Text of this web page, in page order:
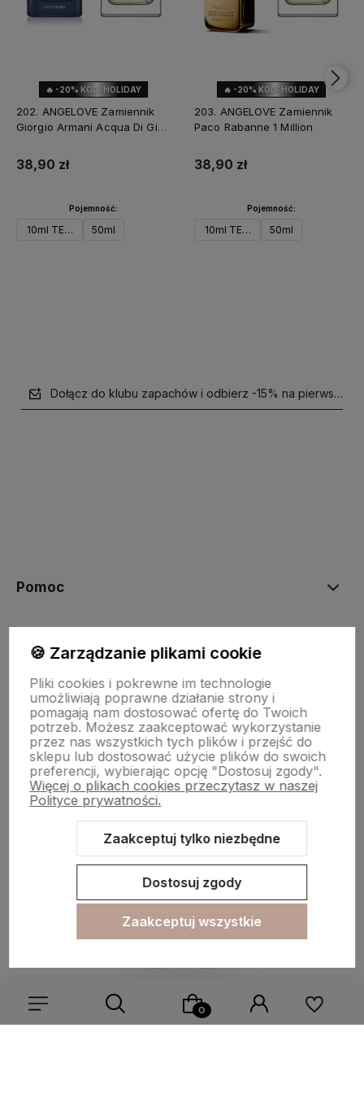
🔥 -20% KOD: HOLIDAY
202. ANGELOVE Zamiennik
Giorgio Armani Acqua Di Gio
38,90 zł
Pojemność:
10ml TESTER 50ml
🔥 -20% KOD: HOLIDAY
203. ANGELOVE Zamiennik
Paco Rabanne 1 Million
38,90 zł
Pojemność:
10ml TESTER 50ml
Dołącz do klubu zapachów i odbierz -15% na pierwsze
Pomoc
NASZE PRODUKTY
Moje konto
Płatności i dostawa
Informacje
Sklep internetowy Shoper.pl Szablon Shoper Modern 3.0™
GrowCommerce
🍪 Zarządzanie plikami cookie
Pliki cookies i pokrewne im technologie
umożliwiają poprawne działanie strony i
pomagają nam dostosować ofertę do Twoich
potrzeb. Możesz zaakceptować wykorzystanie
przez nas wszystkich tych plików i przejść do
sklepu lub dostosować użycie plików do swoich
preferencji, wybierając opcję "Dostosuj zgody".
Więcej o plikach cookies przeczytasz w naszej
Polityce prywatności.
Zaakceptuj tylko niezbędne
Dostosuj zgody
Zaakceptuj wszystkie